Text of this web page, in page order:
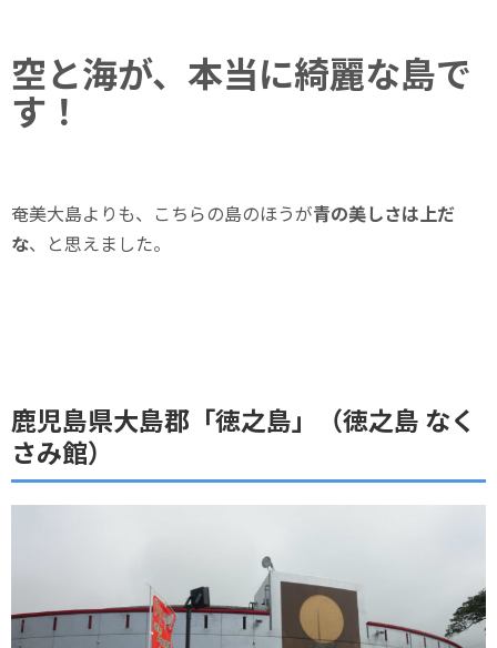
空と海が、本当に綺麗な島で
す！
奄美大島よりも、こちらの島のほうが青の美しさは上だ
な、と思えました。
鹿児島県大島郡「徳之島」（徳之島 なく
さみ館）